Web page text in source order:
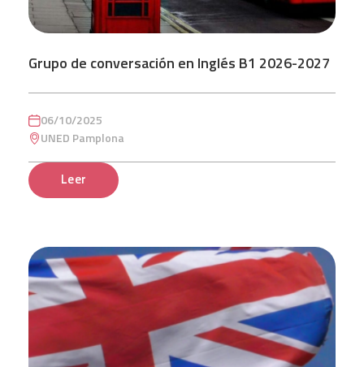
Grupo de conversación en Inglés B1 2026-2027
06/10/2025
UNED Pamplona
Leer